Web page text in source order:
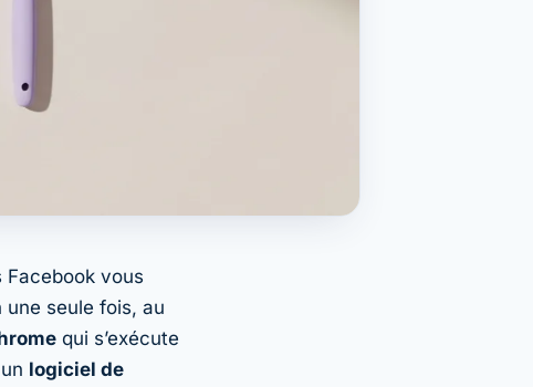
Facebook vous
une seule fois, au
qui s’exécute
logiciel de